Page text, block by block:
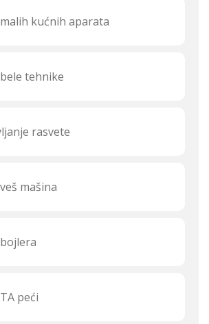
kućnih aparata
tehnike
rasvete
mašina
peći